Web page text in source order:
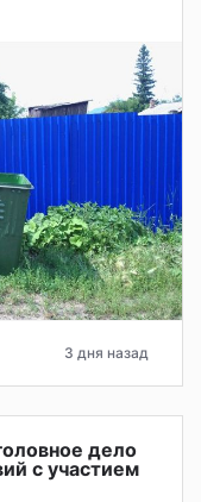
3 дня назад
дело
с участием